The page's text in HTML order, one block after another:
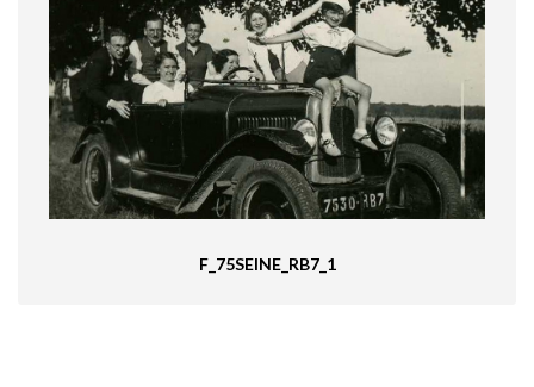
F_75SEINE_RB7_1